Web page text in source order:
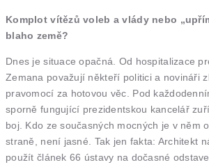
Komplot vítězů voleb a vlády nebo
blaho země?
Dnes je situace opačná. Od hospitalizace
Zemana považují někteří politici a novináři
pravomocí za hotovou věc. Pod
sporně fungující prezidentskou kancelář
boj. Kdo ze současných mocných je v něm
straně, není jasné. Tak jen fakta: Architekt
použít článek 66 ústavy na dočasné